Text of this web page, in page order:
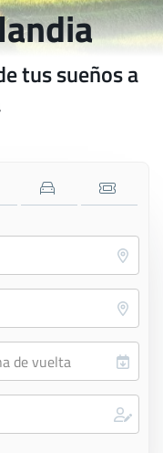
tus sueños a